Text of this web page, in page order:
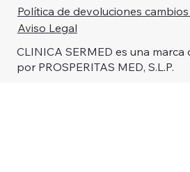
Aviso Legal
Política de devoluciones
CLINICA SERMED es una
por PROSPERITAS MED, S.L.P.